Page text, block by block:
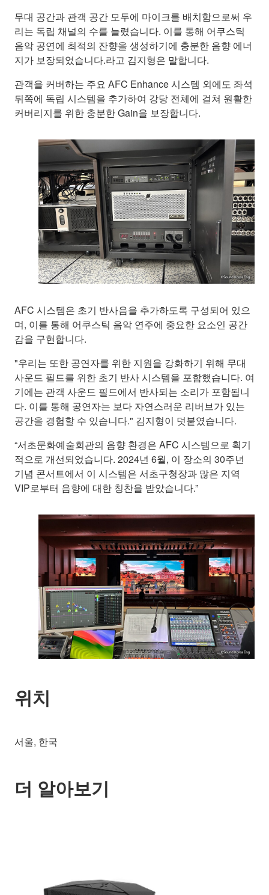
무대 공간과 관객 공간 모두에 마이크를 배치함으로써 우
리는 독립 채널의 수를 늘렸습니다. 이를 통해 어쿠스틱
음악 공연에 최적의 잔향을 생성하기에 충분한 음향 에너
지가 보장되었습니다.라고 김지형은 말합니다.
관객을 커버하는 주요 AFC Enhance 시스템 외에도 좌석
뒤쪽에 독립 시스템을 추가하여 강당 전체에 걸쳐 원활한
커버리지를 위한 충분한 Gain을 보장합니다.
AFC 시스템은 초기 반사음을 추가하도록 구성되어 있으
며, 이를 통해 어쿠스틱 음악 연주에 중요한 요소인 공간
감을 구현합니다.
"우리는 또한 공연자를 위한 지원을 강화하기 위해 무대
사운드 필드를 위한 초기 반사 시스템을 포함했습니다. 여
기에는 관객 사운드 필드에서 반사되는 소리가 포함됩니
다. 이를 통해 공연자는 보다 자연스러운 리버브가 있는
공간을 경험할 수 있습니다." 김지형이 덧붙였습니다.
“서초문화예술회관의 음향 환경은 AFC 시스템으로 획기
적으로 개선되었습니다. 2024년 6월, 이 장소의 30주년
기념 콘서트에서 이 시스템은 서초구청장과 많은 지역
VIP로부터 음향에 대한 칭찬을 받았습니다.”
위치
서울, 한국
더 알아보기